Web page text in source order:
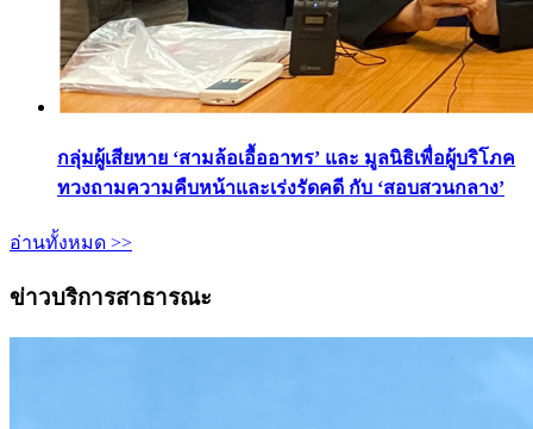
กลุ่มผู้เสียหาย ‘สามล้อเอื้ออาทร’ และ มูลนิธิเพื่อผู้บริโภค
ทวงถามความคืบหน้าและเร่งรัดคดี กับ ‘สอบสวนกลาง’
อ่านทั้งหมด >>
ข่าวบริการสาธารณะ